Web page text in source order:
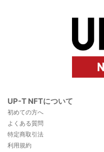
UP-T NFTについて
初めての方へ
よくある質問
特定商取引法
利用規約